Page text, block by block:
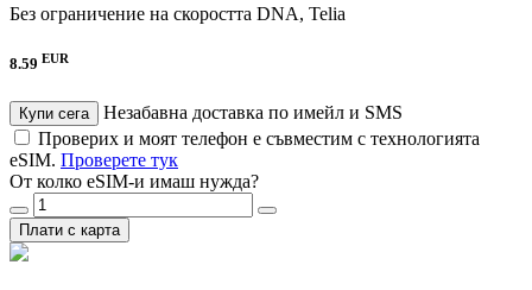
Без ограничение на скоростта DNA, Telia
8.59 EUR
Купи сега
Незабавна доставка по имейл и SMS
Проверих и моят телефон е съвместим с технологията
eSIM. Проверете тук
От колко eSIM-и имаш нужда?
Плати с карта